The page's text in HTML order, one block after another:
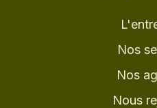
Nos
Nos
Nous